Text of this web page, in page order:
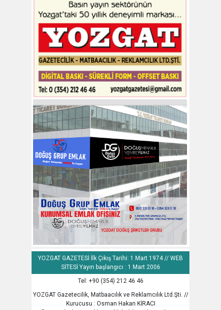
YOZGAT GAZETESİ İlk Çıkış Tarihi: 1 Mart 1974 // WEB
SİTESİ Yayın başlangıcı : 1 Mart 2006
Tel: +90 (354) 212 46 46
YOZGAT Gazetecilik, Matbaacılık ve Reklamcılık Ltd.Şti. //
Kurucusu : Osman Hakan KİRACI